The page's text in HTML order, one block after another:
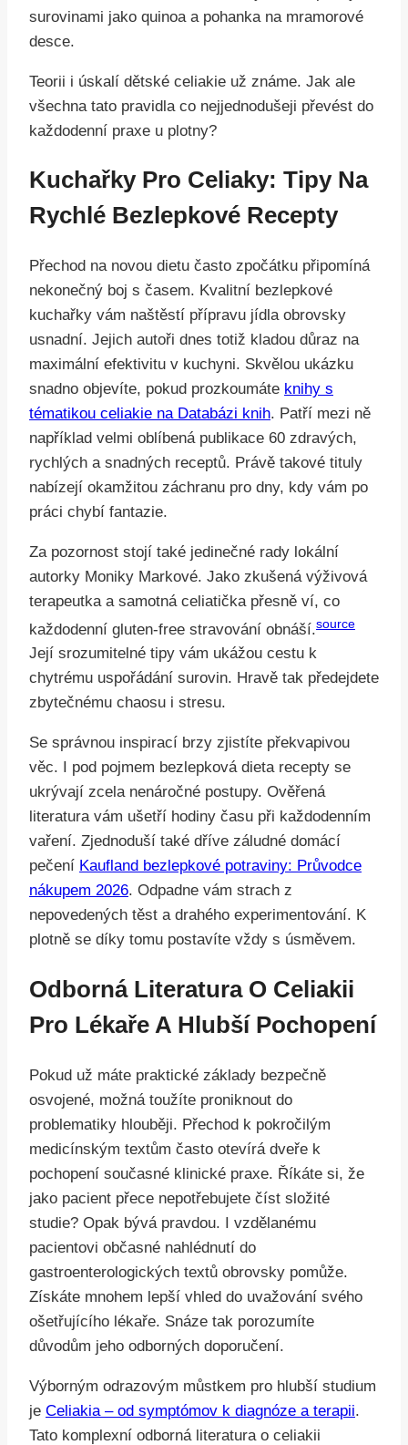
Teorii i úskalí dětské celiakie už známe. Jak ale
všechna tato pravidla co nejjednodušeji převést do
každodenní praxe u plotny?
Kuchařky Pro Celiaky: Tipy Na
Rychlé Bezlepkové Recepty
Přechod na novou dietu často zpočátku připomíná
nekonečný boj s časem. Kvalitní bezlepkové
kuchařky vám naštěstí přípravu jídla obrovsky
usnadní. Jejich autoři dnes totiž kladou důraz na
maximální efektivitu v kuchyni. Skvělou ukázku
snadno objevíte, pokud prozkoumáte knihy s
tématikou celiakie na Databázi knih. Patří mezi ně
například velmi oblíbená publikace 60 zdravých,
rychlých a snadných receptů. Právě takové tituly
nabízejí okamžitou záchranu pro dny, kdy vám po
práci chybí fantazie.
Za pozornost stojí také jedinečné rady lokální
autorky Moniky Markové. Jako zkušená výživová
terapeutka a samotná celiatička přesně ví, co
každodenní gluten-free stravování obnáší.source
Její srozumitelné tipy vám ukážou cestu k
chytrému uspořádání surovin. Hravě tak předejdete
zbytečnému chaosu i stresu.
Se správnou inspirací brzy zjistíte překvapivou
věc. I pod pojmem bezlepková dieta recepty se
ukrývají zcela nenáročné postupy. Ověřená
literatura vám ušetří hodiny času při každodenním
vaření. Zjednoduší také dříve záludné domácí
pečení Kaufland bezlepkové potraviny: Průvodce
nákupem 2026. Odpadne vám strach z
nepovedených těst a drahého experimentování. K
plotně se díky tomu postavíte vždy s úsměvem.
Odborná Literatura O Celiakii
Pro Lékaře A Hlubší Pochopení
Pokud už máte praktické základy bezpečně
osvojené, možná toužíte proniknout do
problematiky hlouběji. Přechod k pokročilým
medicínským textům často otevírá dveře k
pochopení současné klinické praxe. Říkáte si, že
jako pacient přece nepotřebujete číst složité
studie? Opak bývá pravdou. I vzdělanému
pacientovi občasné nahlédnutí do
gastroenterologických textů obrovsky pomůže.
Získáte mnohem lepší vhled do uvažování svého
ošetřujícího lékaře. Snáze tak porozumíte
důvodům jeho odborných doporučení.
Výborným odrazovým můstkem pro hlubší studium
je Celiakia – od symptómov k diagnóze a terapii.
Tato komplexní odborná literatura o celiakii